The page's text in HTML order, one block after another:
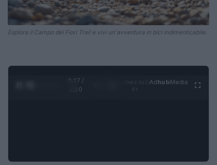
Esplora il Campo dei Fiori Trail e vivi un'avventura in bici indimenticabile.
0:28 /
1:20
AdhubMedia